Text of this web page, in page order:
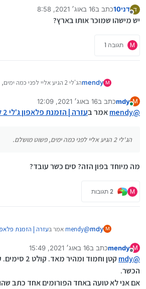
ד
מנותק
דני10 כתב ב16 באוג׳ 2021, 8:58
נערך לאחרונה על ידי
יש מישהו שמוכר אותו בארץ?
M תגובה 1
M
mendyהג'לי 2 הגיע אליי לפני כמה ימים, פשוט מושלם.
M
מחובר
mdyכתב ב16 באוג׳ 2021, 12:09
נערך לאחרונה על ידי
@
mendyאמר בעזרה | הזמנת פלאפון ג'לי 2 לארץ
הג'לי 2 הגיע אליי לפני כמה ימים, פשוט מושלם.
מה מיוחד בפון הזה? סים כשר עובד?
M 2 תגובות
M
mdy
@
mendy אמר בעזרה | הזמנת פלאפון
הג'לי 2 הגיע אליי לפני כמה ימים, פשוט מושלם.
מה מיוחד בפון הזה? סים כשר עובד?
M
מנותק
mendyכתב ב16 באוג׳ 2021, 15:49
נערך לאחרונה על ידי
@
mdy
קטן וחמוד
הכשר.
אם אני לא טועה באחד הפורומים אחד כתב